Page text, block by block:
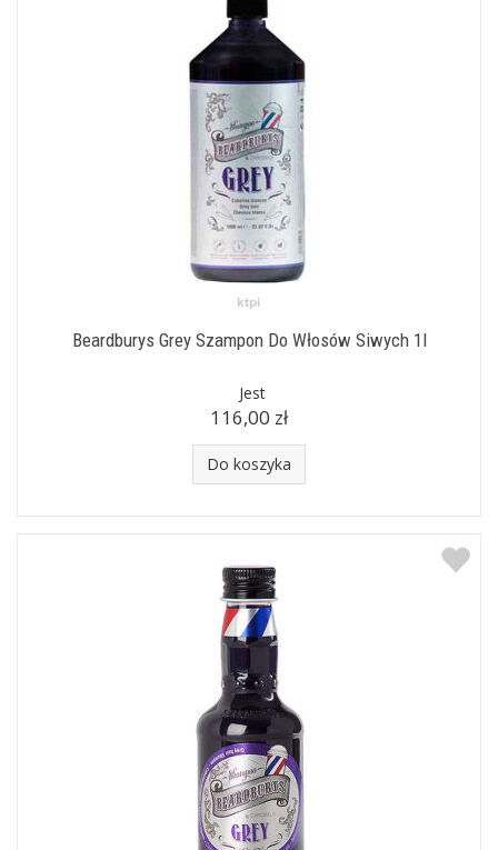
Beardburys Grey Szampon Do Włosów Siwych 1l
Jest
116,00 zł
Do koszyka